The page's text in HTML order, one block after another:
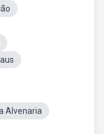
Alvenaria